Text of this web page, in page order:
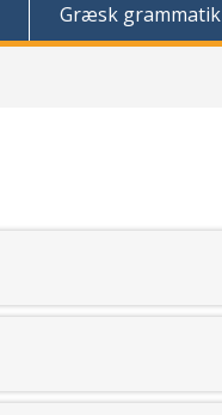
Græsk grammatik